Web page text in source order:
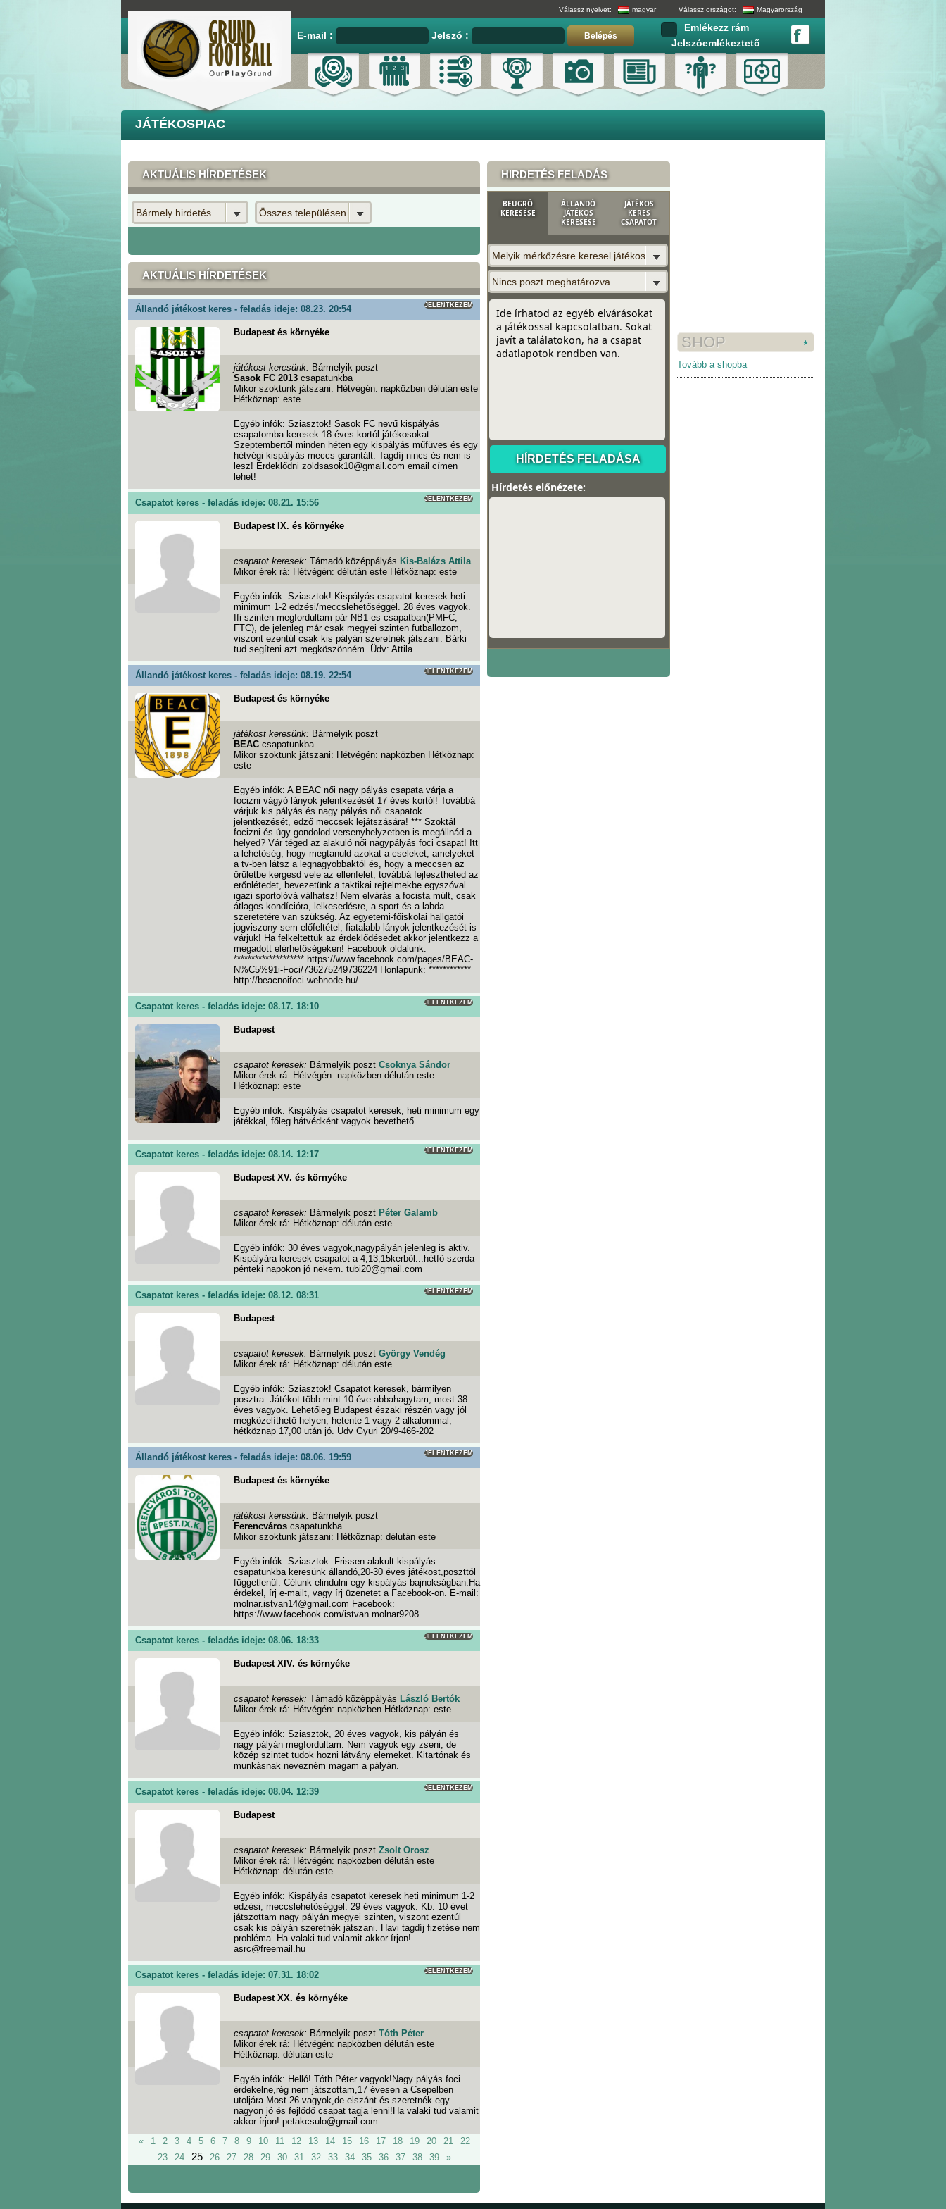
Válassz országot: Magyarország
Válassz nyelvet: magyar
E-mail : Jelszó : Belépés
Emlékezz rám
Jelszóemlékeztető
JÁTÉKOSPIAC
AKTUÁLIS HÍRDETÉSEK
Bármely hirdetés Összes településen
AKTUÁLIS HÍRDETÉSEK
Állandó játékost keres - feladás ideje: 08.23. 20:54 JELENTKEZEM
Budapest és környéke
játékost keresünk: Bármelyik poszt
Sasok FC 2013 csapatunkba
Mikor szoktunk játszani: Hétvégén: napközben délután este
Hétköznap: este
Egyéb infók: Sziasztok! Sasok FC nevű kispályás
csapatomba keresek 18 éves kortól játékosokat.
Szeptembertől minden héten egy kispályás műfüves és egy
hétvégi kispályás meccs garantált. Tagdíj nincs és nem is
lesz! Érdeklődni zoldsasok10@gmail.com email címen
lehet!
Csapatot keres - feladás ideje: 08.21. 15:56 JELENTKEZEM
Budapest IX. és környéke
csapatot keresek: Támadó középpályás Kis-Balázs Attila
Mikor érek rá: Hétvégén: délután este Hétköznap: este
Egyéb infók: Sziasztok! Kispályás csapatot keresek heti
minimum 1-2 edzési/meccslehetőséggel. 28 éves vagyok.
Ifi szinten megfordultam pár NB1-es csapatban(PMFC,
FTC), de jelenleg már csak megyei szinten futballozom,
viszont ezentúl csak kis pályán szeretnék játszani. Bárki
tud segíteni azt megköszönném. Üdv: Attila
Állandó játékost keres - feladás ideje: 08.19. 22:54 JELENTKEZEM
Budapest és környéke
játékost keresünk: Bármelyik poszt
BEAC csapatunkba
Mikor szoktunk játszani: Hétvégén: napközben Hétköznap:
este
Egyéb infók: A BEAC női nagy pályás csapata várja a
focizni vágyó lányok jelentkezését 17 éves kortól! Továbbá
várjuk kis pályás és nagy pályás női csapatok
jelentkezését, edző meccsek lejátszására! *** Szoktál
focizni és úgy gondolod versenyhelyzetben is megállnád a
helyed? Vár téged az alakuló női nagypályás foci csapat! Itt
a lehetőség, hogy megtanuld azokat a cseleket, amelyeket
a tv-ben látsz a legnagyobbaktól és, hogy a meccsen az
őrületbe kergesd vele az ellenfelet, továbbá fejlesztheted az
erőnlétedet, bevezetünk a taktikai rejtelmekbe egyszóval
igazi sportolóvá válhatsz! Nem elvárás a focista múlt, csak
átlagos kondícióra, lelkesedésre, a sport és a labda
szeretetére van szükség. Az egyetemi-főiskolai hallgatói
jogviszony sem előfeltétel, fiatalabb lányok jelentkezését is
várjuk! Ha felkeltettük az érdeklődésedet akkor jelentkezz a
megadott elérhetőségeken! Facebook oldalunk:
******************** https://www.facebook.com/pages/BEAC-
N%C5%91i-Foci/736275249736224 Honlapunk: ************
http://beacnoifoci.webnode.hu/
Csapatot keres - feladás ideje: 08.17. 18:10 JELENTKEZEM
Budapest
csapatot keresek: Bármelyik poszt Csoknya Sándor
Mikor érek rá: Hétvégén: napközben délután este
Hétköznap: este
Egyéb infók: Kispályás csapatot keresek, heti minimum egy
játékkal, főleg hátvédként vagyok bevethető.
Csapatot keres - feladás ideje: 08.14. 12:17 JELENTKEZEM
Budapest XV. és környéke
csapatot keresek: Bármelyik poszt Péter Galamb
Mikor érek rá: Hétköznap: délután este
Egyéb infók: 30 éves vagyok,nagypályán jelenleg is aktiv.
Kispályára keresek csapatot a 4,13,15kerből...hétfő-szerda-
pénteki napokon jó nekem. tubi20@gmail.com
Csapatot keres - feladás ideje: 08.12. 08:31 JELENTKEZEM
Budapest
csapatot keresek: Bármelyik poszt György Vendég
Mikor érek rá: Hétköznap: délután este
Egyéb infók: Sziasztok! Csapatot keresek, bármilyen
posztra. Játékot több mint 10 éve abbahagytam, most 38
éves vagyok. Lehetőleg Budapest északi részén vagy jól
megközelíthető helyen, hetente 1 vagy 2 alkalommal,
hétköznap 17,00 után jó. Üdv Gyuri 20/9-466-202
Állandó játékost keres - feladás ideje: 08.06. 19:59 JELENTKEZEM
Budapest és környéke
játékost keresünk: Bármelyik poszt
Ferencváros csapatunkba
Mikor szoktunk játszani: Hétköznap: délután este
Egyéb infók: Sziasztok. Frissen alakult kispályás
csapatunkba keresünk állandó,20-30 éves játékost,poszttól
függetlenül. Célunk elindulni egy kispályás bajnokságban.Ha
érdekel, írj e-mailt, vagy írj üzenetet a Facebook-on. E-mail:
molnar.istvan14@gmail.com Facebook:
https://www.facebook.com/istvan.molnar9208
Csapatot keres - feladás ideje: 08.06. 18:33 JELENTKEZEM
Budapest XIV. és környéke
csapatot keresek: Támadó középpályás László Bertók
Mikor érek rá: Hétvégén: napközben Hétköznap: este
Egyéb infók: Sziasztok, 20 éves vagyok, kis pályán és
nagy pályán megfordultam. Nem vagyok egy zseni, de
közép szintet tudok hozni látvány elemeket. Kitartónak és
munkásnak nevezném magam a pályán.
Csapatot keres - feladás ideje: 08.04. 12:39 JELENTKEZEM
Budapest
csapatot keresek: Bármelyik poszt Zsolt Orosz
Mikor érek rá: Hétvégén: napközben délután este
Hétköznap: délután este
Egyéb infók: Kispályás csapatot keresek heti minimum 1-2
edzési, meccslehetőséggel. 29 éves vagyok. Kb. 10 évet
játszottam nagy pályán megyei szinten, viszont ezentúl
csak kis pályán szeretnék játszani. Havi tagdíj fizetése nem
probléma. Ha valaki tud valamit akkor írjon!
asrc@freemail.hu
Csapatot keres - feladás ideje: 07.31. 18:02 JELENTKEZEM
Budapest XX. és környéke
csapatot keresek: Bármelyik poszt Tóth Péter
Mikor érek rá: Hétvégén: napközben délután este
Hétköznap: délután este
Egyéb infók: Helló! Tóth Péter vagyok!Nagy pályás foci
érdekelne,rég nem játszottam,17 évesen a Csepelben
utoljára.Most 26 vagyok,de elszánt és szeretnék egy
nagyon jó és fejlődő csapat tagja lenni!Ha valaki tud valamit
akkor írjon! petakcsulo@gmail.com
«
1 2 3 4 5 6 7 8 9 10 11 12 13 14 15 16 17 18 19 20 21
22
23
24 25 26 27 28 29 30 31 32 33 34 35 36 37 38 39 »
HIRDETÉS FELADÁS
BEUGRÓ
KERESÉSE
ÁLLANDÓ
JÁTÉKOS
KERESÉSE
JÁTÉKOS
KERES
CSAPATOT
Melyik mérkőzésre keresel játékost?
Nincs poszt meghatározva
Hírdetés előnézete:
SHOP
Tovább a shopba